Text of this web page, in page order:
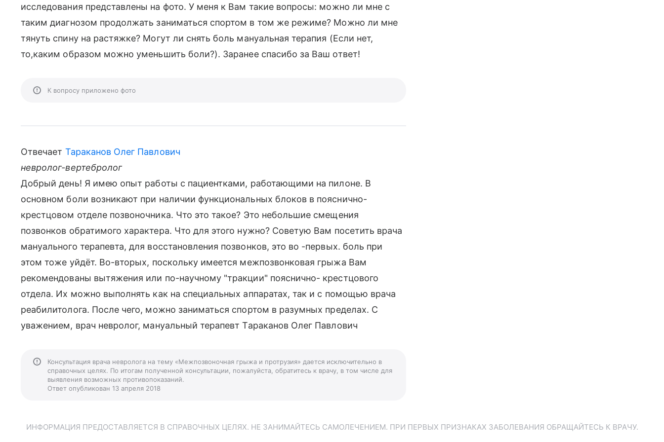
исследования представлены на фото. У меня к Вам такие вопросы: можно ли мне с
таким диагнозом продолжать заниматься спортом в том же режиме? Можно ли мне
тянуть спину на растяжке? Могут ли снять боль мануальная терапия (Если нет,
то,каким образом можно уменьшить боли?). Заранее спасибо за Ваш ответ!
К вопросу приложено фото
Отвечает Тараканов Олег Павлович
невролог-вертебролог
Добрый день! Я имею опыт работы с пациентками, работающими на пилоне. В
основном боли возникают при наличии функциональных блоков в пояснично-
крестцовом отделе позвоночника. Что это такое? Это небольшие смещения
позвонков обратимого характера. Что для этого нужно? Советую Вам посетить врача
мануального терапевта, для восстановления позвонков, это во -первых. боль при
этом тоже уйдёт. Во-вторых, поскольку имеется межпозвонковая грыжа Вам
рекомендованы вытяжения или по-научному "тракции" пояснично- крестцового
отдела. Их можно выполнять как на специальных аппаратах, так и с помощью врача
реабилитолога. После чего, можно заниматься спортом в разумных пределах. С
уважением, врач невролог, мануальный терапевт Тараканов Олег Павлович
Консультация врача невролога на тему «Межпозвоночная грыжа и протрузия» дается исключительно в
справочных целях. По итогам полученной консультации, пожалуйста, обратитесь к врачу, в том числе для
выявления возможных противопоказаний.
Ответ опубликован 13 апреля 2018
ИНФОРМАЦИЯ ПРЕДОСТАВЛЯЕТСЯ В СПРАВОЧНЫХ ЦЕЛЯХ. НЕ ЗАНИМАЙТЕСЬ САМОЛЕЧЕНИЕМ. ПРИ ПЕРВЫХ ПРИЗНАКАХ ЗАБОЛЕВАНИЯ ОБРАЩАЙТЕСЬ К ВРАЧУ.